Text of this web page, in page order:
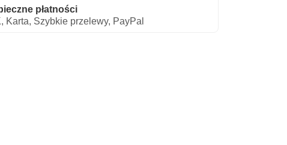
płatności
Karta, Szybkie przelewy, PayPal